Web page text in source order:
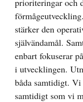
prioriteringar och
stärker den
självändamål.
enbart fokuserar
i utvecklingen.
båda samtidigt. Vi
samtidigt som vi